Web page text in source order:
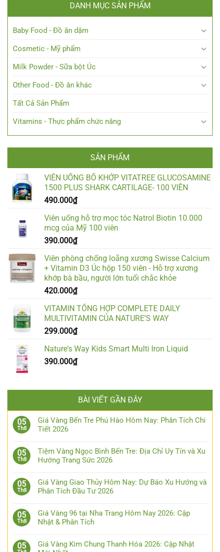
DANH MỤC SẢN PHẨM
Baby Food - Đồ ăn dặm
Cosmetic - Mỹ phẩm
Milk Powder - Sữa bột Úc
Other Food - Đồ ăn khác
Tất Cả Sản Phẩm
Vitamins - Thực phẩm chức năng
SẢN PHẨM
VIÊN UỐNG BỔ KHỚP VITATREE GLUCOSAMINE
1500 PLUS SHARK CARTILAGE- 100 VIÊN
490.000₫
Viên uống hỗ trợ mọc tóc Natrol Biotin 10.000
mcg của Mỹ 100 viên
390.000₫
Viên phòng chống loãng xương Swisse Calcium
+ Vitamin D3 Úc hộp 150 viên - Hỗ trợ xương
khớp bà bầu, người lớn tuổi chắc khỏe
420.000₫
VITAMIN TỔNG HỢP COMPLETE DAILY
MULTIVITAMIN CỦA NATURE’S WAY
299.000₫
Nature's Way Kids Smart Multi Iron Liquid
390.000₫
BÀI VIẾT GẦN ĐÂY
05
Th8
Giá Vàng Bến Tre Phú Hào Hôm Nay: Phân Tích Chi
Tiết 2026
05
Th8
Tiệm Vàng Ngọc Bình Bến Tre: Địa Chỉ Uy Tín và Xu
Hướng Trang Sức 2026
05
Th8
Giá Vàng Giao Thủy Hôm Nay: Dự Báo Xu Hướng và
Phân Tích Đầu Tư 2026
05
Th8
Giá Vàng 96 tại Nha Trang Hôm Nay 2026: Cập
Nhật & Phân Tích
05
Giá Vàng Kim Chung Thanh Hóa 2026: Cập Nhật